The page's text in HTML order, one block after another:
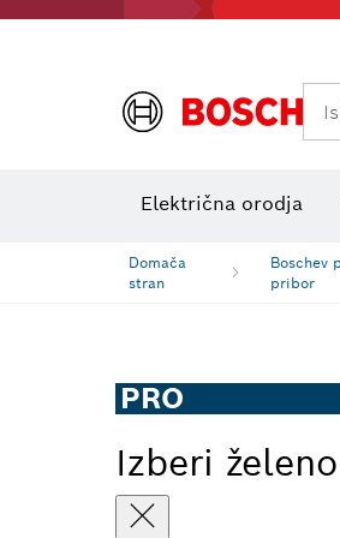
Električna orodja
Domača
stran
Boschev
pribor
PRO
Izberi